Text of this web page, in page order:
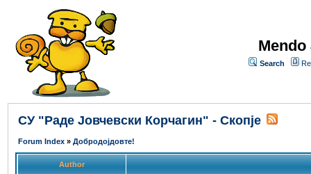
Search
СУ "Раде Јовчевски Корчагин" - Скопје
Forum Index » Добродојдовте!
Author